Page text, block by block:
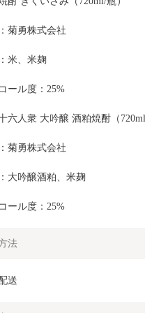
菊勇株式会社
米、米麹
ール度：25%
六人衆 大吟醸 酒粕焼酎（
菊勇株式会社
大吟醸酒粕、米麹
ール度：25%
法
送